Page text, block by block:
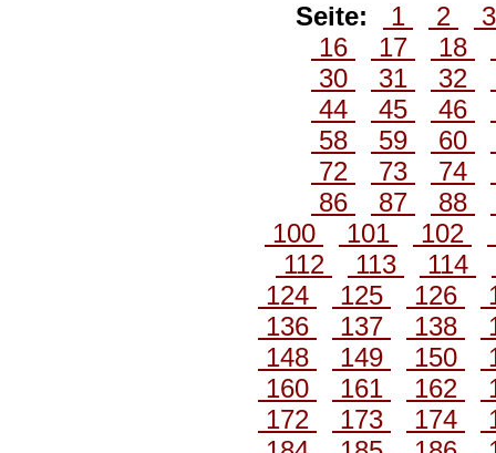
Seite: 1 2
16
17 18
30
31 32
44
45 46
58
59 60
72
73 74
86
87 88
100
101 102
112
113 114
124
125 126
136
137 138
148
149 150
160
161 162
172
173 174